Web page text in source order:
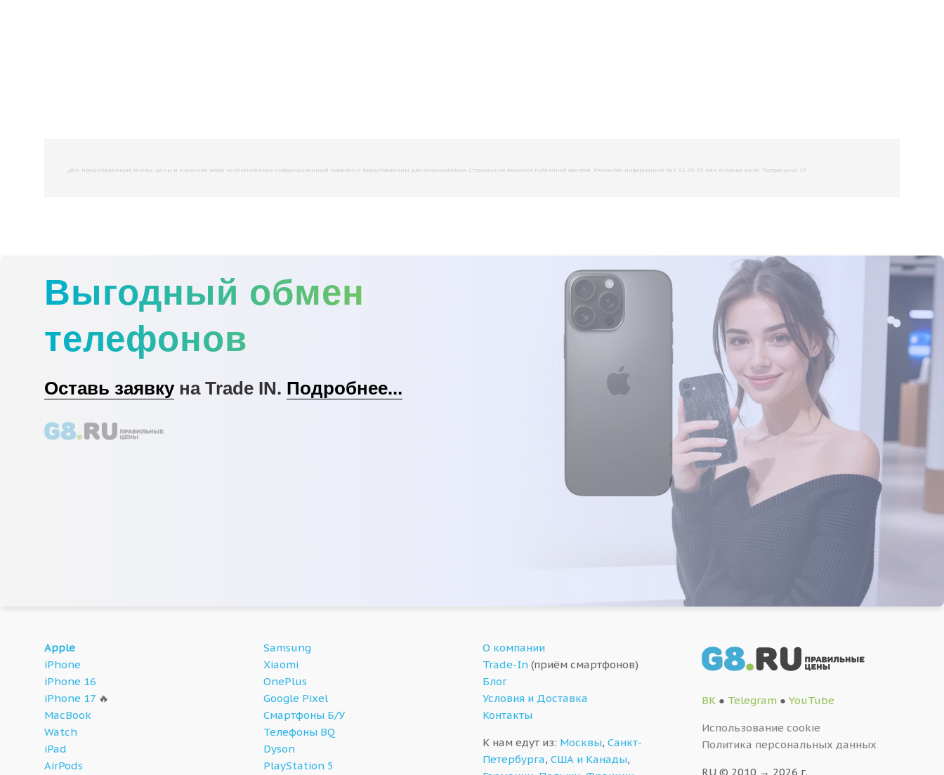
, Все представленные тексты, цены и значения носят исключительно информационный характер и представленны для ознакомления. Страница не является публичной офертой. Уточняйте информацию по т. 33-50-55 или в салоне на Ул. Театральной 19
Выгодный обмен
телефонов
Оставь заявкуна Trade IN. Подробнее...
Apple
iPhone
iPhone 16
iPhone 17 🔥
MacBook
Watch
iPad
AirPods
Samsung
Xiaomi
OnePlus
Google Pixel
Смартфоны Б/У
Телефоны BQ
Dyson
PlayStation 5
О компании
Trade-In (приём смартфонов)
Блог
Условия и Доставка
Контакты
К нам едут из: Москвы, Санкт-
Петербурга, США и Канады,
ВК ● Telegram ● YouTube
Использование cookie
Политика персональных данных
RU © 2010 → 2026 г.